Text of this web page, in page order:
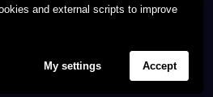
and external scripts to improve
My settings Accept
PolicyFAQ